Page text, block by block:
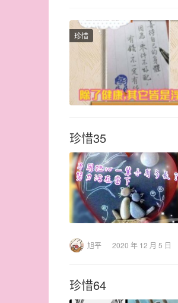
珍惜
珍惜35
旭平 2020 年 12 月 5 日
珍惜64